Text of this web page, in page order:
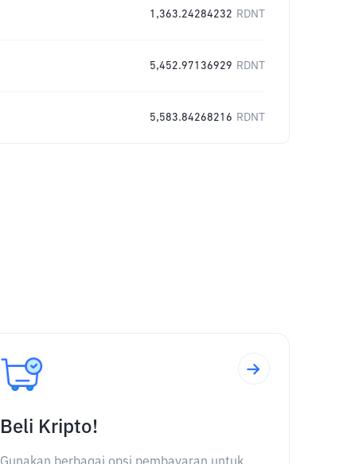
1,363.24284232 RDNT
5,452.97136929 RDNT
5,583.84268216 RDNT
Beli Kripto!